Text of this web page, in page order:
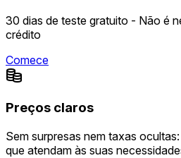
30 dias de teste gratuito - Não é
crédito
Comece
Preços claros
Sem surpresas nem taxas
que atendam às suas